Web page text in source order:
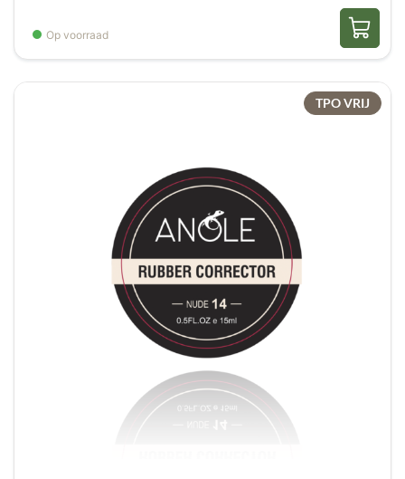
Op voorraad
TPO VRIJ